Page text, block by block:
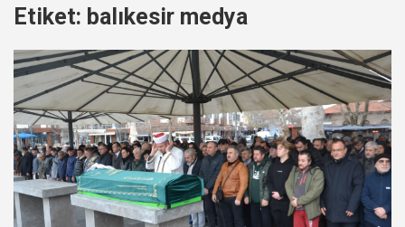
Etiket: balıkesir medya